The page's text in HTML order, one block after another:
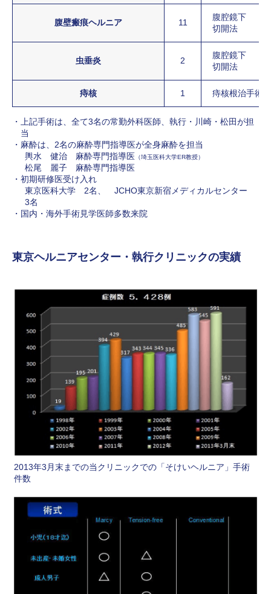
腹壁瘢痕ヘルニア 11
腹腔鏡下
切開法
虫垂炎 2
腹腔鏡下
切開法
痔核 1 痔核根治手術
上記手術は、全て3名の常勤外科医師、執行・川崎・松田が担
当
麻酔は、2名の麻酔専門指導医が全身麻酔を担当
輿水 健治 麻酔専門指導医 （埼玉医科大学ER教授）
松尾 麗子 麻酔専門指導医
初期研修医受け入れ
東京医科大学 2名、 JCHO東京新宿メディカルセンター
3名
国内・海外手術見学医師多数来院
東京ヘルニアセンター・執行クリニックの実績
2013年3月末までの当クリニックでの「そけいヘルニア」手術
件数